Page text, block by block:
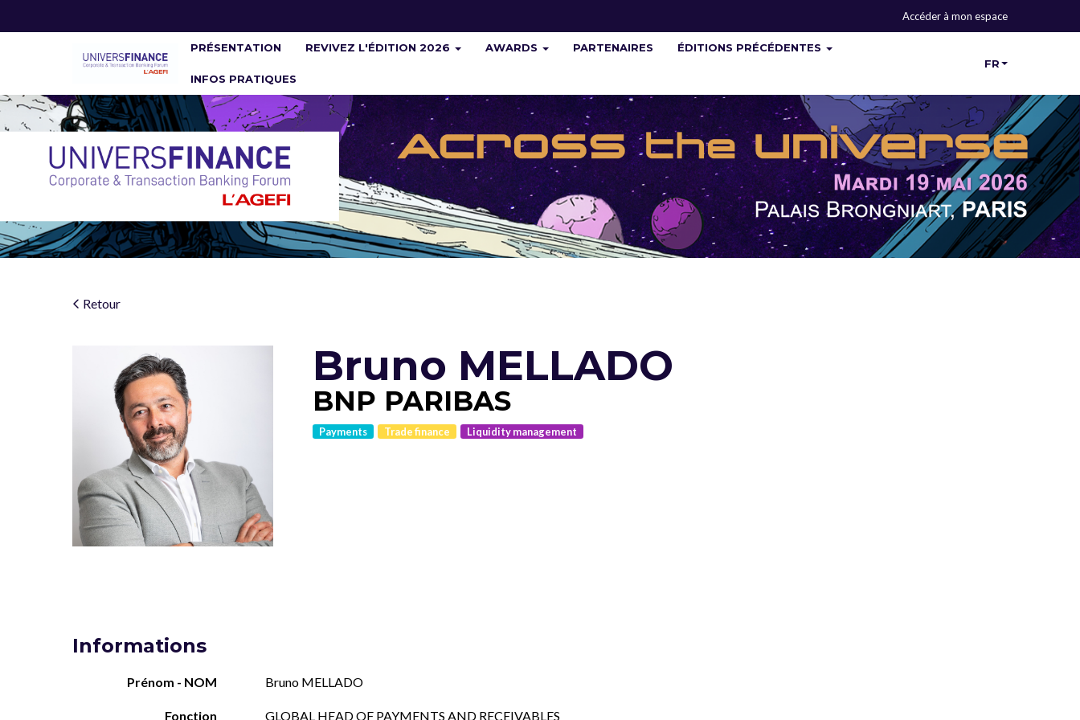
Accéder à mon espace
PRÉSENTATION REVIVEZ L'ÉDITION 2026 AWARDS PARTENAIRES ÉDITIONS PRÉCÉDENTES
INFOS PRATIQUES
FR
Retour
Bruno MELLADO
BNP PARIBAS
Payments Trade finance Liquidity management
Informations
Prénom - NOM Bruno MELLADO
Fonction GLOBAL HEAD OF PAYMENTS AND RECEIVABLES